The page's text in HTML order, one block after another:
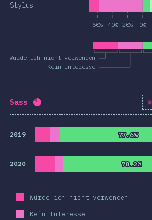
Würde ich nicht verwenden
Kein Interesse
60% 40% 20% 0%
Stylus
Sass Fortschritt: )
2019 77.6%
77.6%
2020 78.2%
78.2%
Würde ich nicht verwenden
Kein Interesse